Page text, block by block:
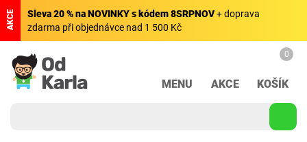
AKCE Sleva 20 % na NOVINKY s kódem 8SRPNOV+ doprava
zdarma při objednávce nad 1 500 Kč
MENU AKCE
0
KOŠÍK